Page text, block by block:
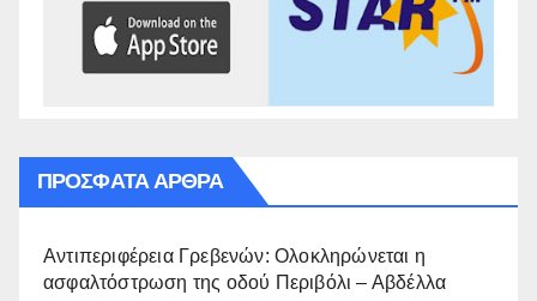
ΠΡΌΣΦΑΤΑ ΆΡΘΡΑ
Αντιπεριφέρεια Γρεβενών: Ολοκληρώνεται η
ασφαλτόστρωση της οδού Περιβόλι – Αβδέλλα